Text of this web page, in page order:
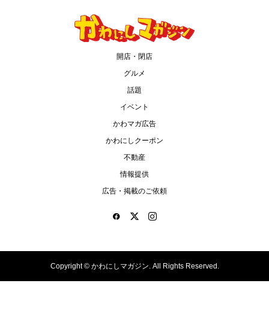
開店・閉店
グルメ
話題
イベント
かわマガ広告
かわにしクーポン
不動産
情報提供
広告・掲載のご依頼
Copyright ©かわにしマガジン. All Rights Reserved.